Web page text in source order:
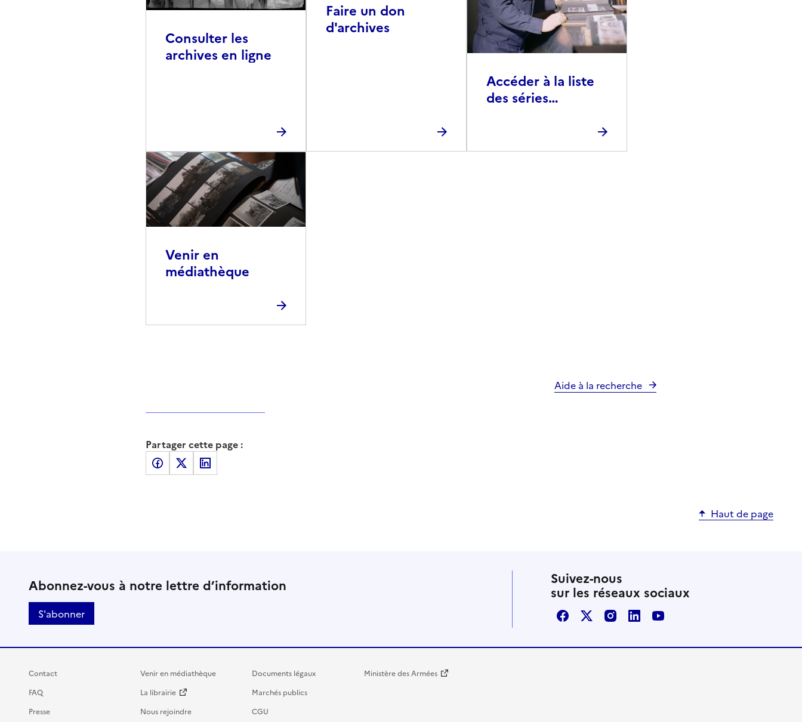
Consulter les
archives en ligne
Faire un don
d'archives
Accéder à la liste
des séries
Venir en
médiathèque
Aide à la recherche
Partager cette page :
Partager sur Facebook
Partager sur XPartager sur LinkedIn
Haut de page
Abonnez-vous à notre lettre d’information
S'abonner
Suivez-nous
sur les réseaux sociaux
FacebookX / TwitterInstagram
LinkedInYoutube
Contact
FAQ
Presse
Venir en médiathèque
La librairie
Nous rejoindre
Documents légaux
Marchés publics
CGU
Ministère des Armées